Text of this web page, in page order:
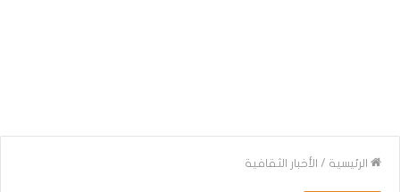
الرئيسية / الأخبار الثقافية